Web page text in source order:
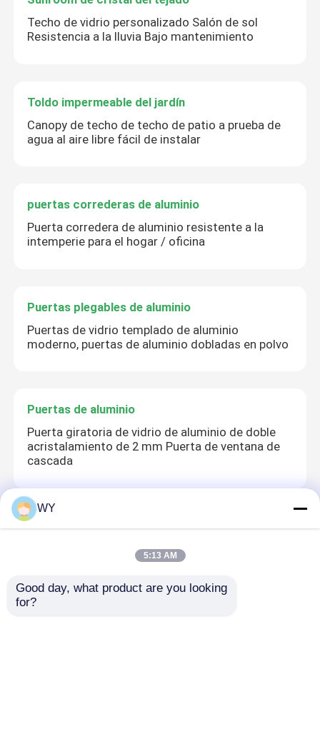
Techo de vidrio personalizado Salón de sol
Resistencia a la lluvia Bajo mantenimiento
Toldo impermeable del jardín
Canopy de techo de techo de patio a prueba de
agua al aire libre fácil de instalar
puertas correderas de aluminio
Puerta corredera de aluminio resistente a la
intemperie para el hogar / oficina
Puertas plegables de aluminio
Puertas de vidrio templado de aluminio
moderno, puertas de aluminio dobladas en polvo
Puertas de aluminio
Puerta giratoria de vidrio de aluminio de doble
acristalamiento de 2 mm Puerta de ventana de
cascada
puertas de aluminio del pivote
Puertas exteriores de aluminio personalizadas
sin marco Puertas delanteras de cristal de
WY
5:13 AM
Good day, what product are you looking
for?